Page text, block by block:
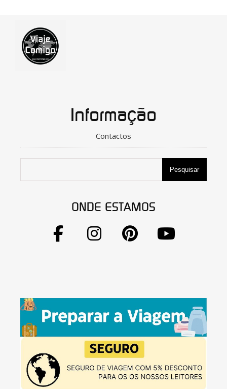
Informação
Contactos
Pesquisar
ONDE ESTAMOS